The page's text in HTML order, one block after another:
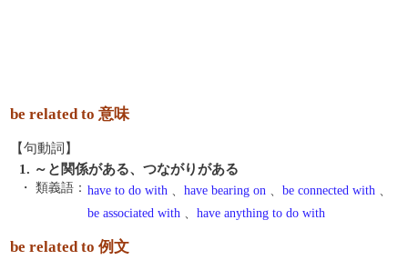
be related to 意味
【句動詞】
1. ～と関係がある、つながりがある
・ 類義語： have to do with 、 have bearing on 、 be connected with 、
be associated with 、 have anything to do with
be related to 例文